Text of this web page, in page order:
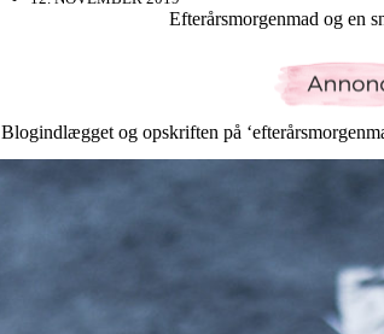
Efterårsmorgenmad og en
Blogindlægget og opskriften på